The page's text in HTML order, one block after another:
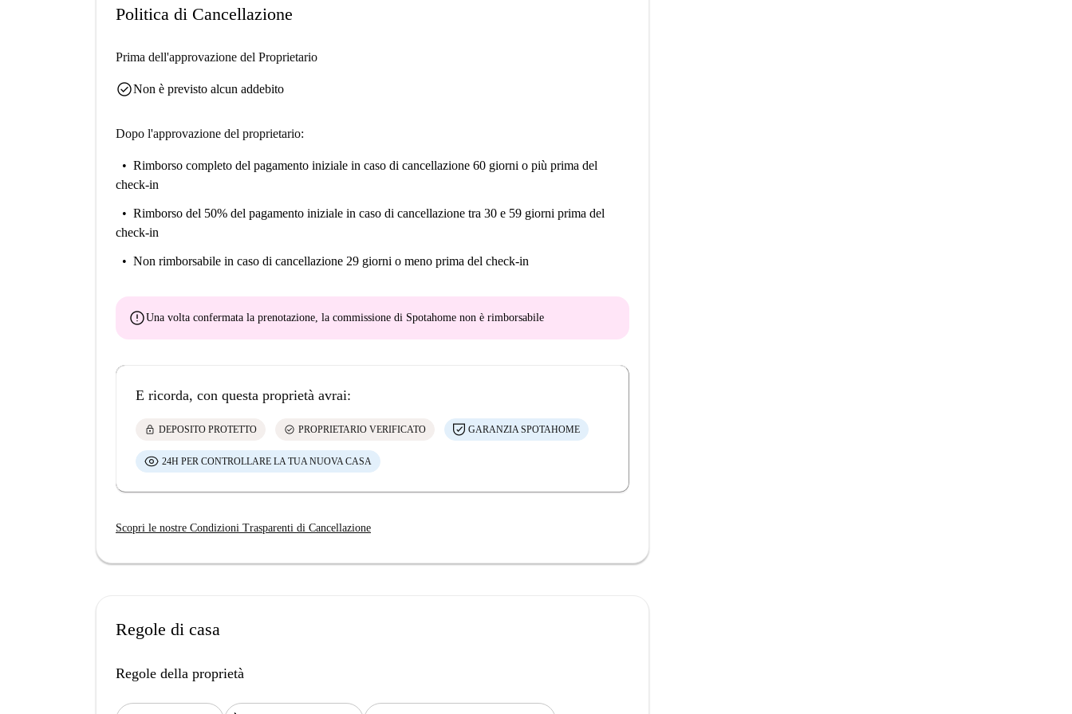
Politica di Cancellazione
Prima dell'approvazione del Proprietario
check_circleNon è previsto alcun addebito
Dopo l'approvazione del proprietario:
Rimborso completo del pagamento iniziale in caso di cancellazione 60 giorni o più prima del
check-in
Rimborso del 50% del pagamento iniziale in caso di cancellazione tra 30 e 59 giorni prima del
check-in
Non rimborsabile in caso di cancellazione 29 giorni o meno prima del check-in
errorUna volta confermata la prenotazione, la commissione di Spotahome non è rimborsabile
E ricorda, con questa proprietà avrai:
lock DEPOSITO PROTETTO check_circle PROPRIETARIO VERIFICATO GARANZIA SPOTAHOME
24H PER CONTROLLARE LA TUA NUOVA CASA
Scopri le nostre Condizioni Trasparenti di Cancellazione
Regole di casa
Regole della proprietà